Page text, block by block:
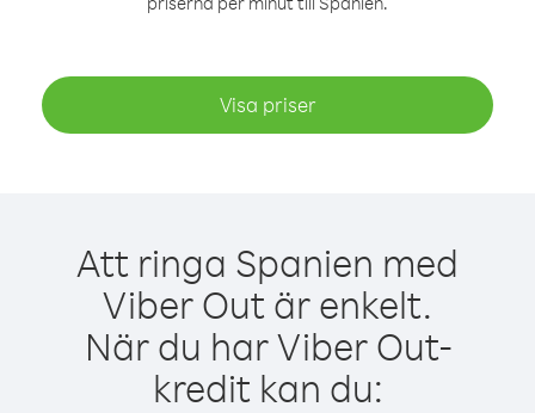
Visa priser
Att ringa Spanien med
Viber Out är enkelt.
När du har Viber Out-
kredit kan du: